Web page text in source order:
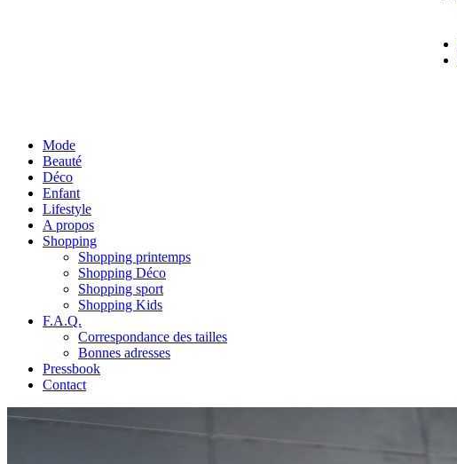
Mode
Beauté
Déco
Enfant
Lifestyle
A propos
Shopping
Shopping printemps
Shopping Déco
Shopping sport
Shopping Kids
F.A.Q.
Correspondance des tailles
Bonnes adresses
Pressbook
Contact